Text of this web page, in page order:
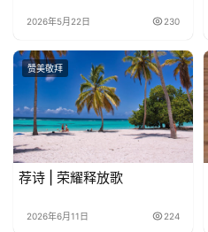
2026年5月22日 230
赞美敬拜
荐诗 | 荣耀释放歌
2026年6月11日 224